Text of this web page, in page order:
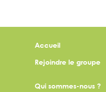
Accueil
Rejoindre le groupe
Qui sommes-nous ?